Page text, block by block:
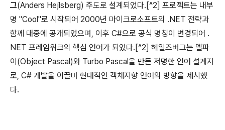
그(Anders Hejlsberg) 주도로 설계되었다.[^2] 프로젝트는 내부
명 "Cool"로 시작되어 2000년 마이크로소프트의 .NET 전략과
함께 대중에 공개되었으며, 이후 C#으로 공식 명칭이 변경되어 .
NET 프레임워크의 핵심 언어가 되었다.[^2] 헤일즈버그는 델파
이(Object Pascal)와 Turbo Pascal을 만든 저명한 언어 설계자
로, C# 개발을 이끌며 현대적인 객체지향 언어의 방향을 제시했
다.